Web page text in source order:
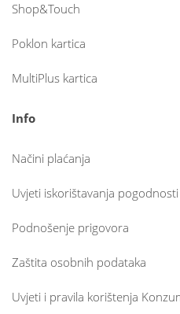
Shop&Touch
Poklon kartica
MultiPlus kartica
Info
Načini plaćanja
Uvjeti iskorištavanja pogodnosti
Podnošenje prigovora
Zaštita osobnih podataka
Uvjeti i pravila korištenja